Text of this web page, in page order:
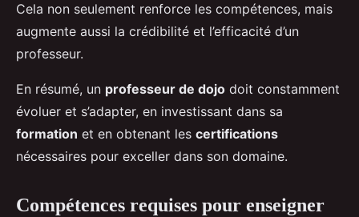
Cela non seulement renforce les compétences, mais
augmente aussi la crédibilité et l’efficacité d’un
professeur.
En résumé, un professeur de dojo doit constamment
évoluer et s’adapter, en investissant dans sa
formation et en obtenant les certifications
nécessaires pour exceller dans son domaine.
Compétences requises pour enseigner